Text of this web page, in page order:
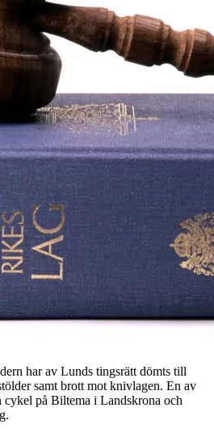
har av Lunds tingsrätt dömts till
samt brott mot knivlagen. En av
cykel på Biltema i Landskrona och